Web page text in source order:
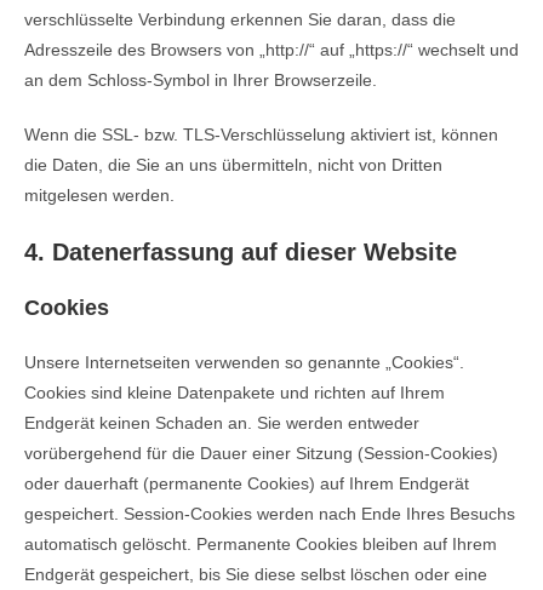
verschlüsselte Verbindung erkennen Sie daran, dass die
Adresszeile des Browsers von „http://“ auf „https://“ wechselt und
an dem Schloss-Symbol in Ihrer Browserzeile.
Wenn die SSL- bzw. TLS-Verschlüsselung aktiviert ist, können
die Daten, die Sie an uns übermitteln, nicht von Dritten
mitgelesen werden.
4. Datenerfassung auf dieser Website
Cookies
Unsere Internetseiten verwenden so genannte „Cookies“.
Cookies sind kleine Datenpakete und richten auf Ihrem
Endgerät keinen Schaden an. Sie werden entweder
vorübergehend für die Dauer einer Sitzung (Session-Cookies)
oder dauerhaft (permanente Cookies) auf Ihrem Endgerät
gespeichert. Session-Cookies werden nach Ende Ihres Besuchs
automatisch gelöscht. Permanente Cookies bleiben auf Ihrem
Endgerät gespeichert, bis Sie diese selbst löschen oder eine